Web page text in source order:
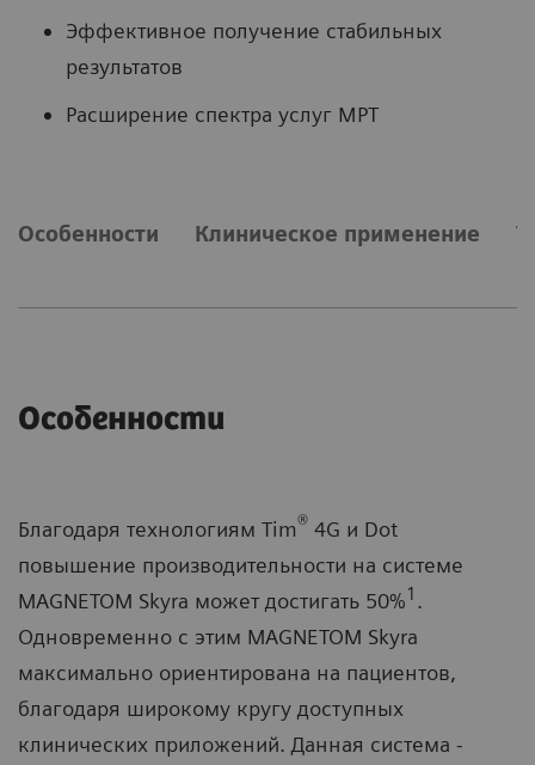
Эффективное получение стабильных
результатов
Расширение спектра услуг МРТ
Особенности Клиническое применение
Особенности
Благодаря технологиям Tim® 4G и Dot
повышение производительности на системе
MAGNETOM Skyra может достигать 50%1 .
Одновременно с этим MAGNETOM Skyra
максимально ориентирована на пациентов,
благодаря широкому кругу доступных
клинических приложений. Данная система -